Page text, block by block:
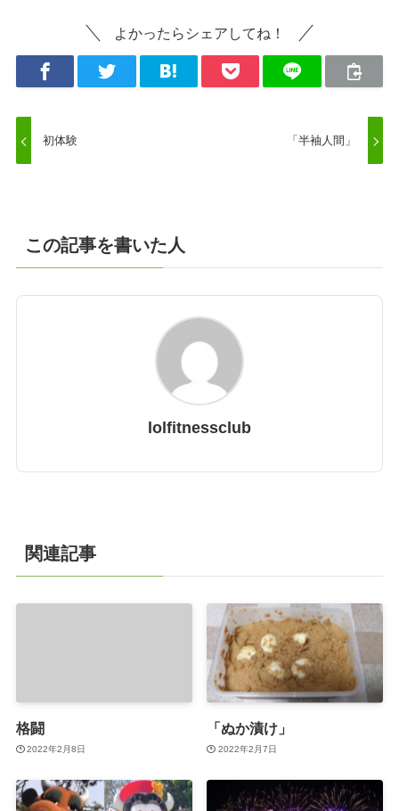
よかったらシェアしてね！
初体験 「半袖人間」
この記事を書いた人
lolfitnessclub
関連記事
格闘
2022年2月8日
「ぬか漬け」
2022年2月7日